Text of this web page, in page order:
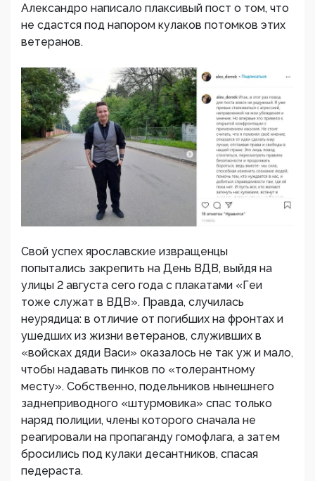
Александро написало плаксивый пост о том, что
не сдастся под напором кулаков потомков этих
ветеранов.
Свой успех ярославские извращенцы
попытались закрепить на День ВДВ, выйдя на
улицы 2 августа сего года с плакатами «Геи
тоже служат в ВДВ». Правда, случилась
неурядица: в отличие от погибших на фронтах и
ушедших из жизни ветеранов, служивших в
«войсках дяди Васи» оказалось не так уж и мало,
чтобы надавать пинков по «толерантному
месту». Собственно, подельников нынешнего
заднеприводного «штурмовика» спас только
наряд полиции, члены которого сначала не
реагировали на пропаганду гомофлага, а затем
бросились под кулаки десантников, спасая
педераста.